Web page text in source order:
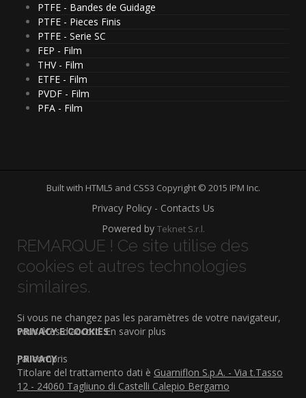
PTFE - Bandes de Guidage
PTFE - Pieces Finis
PTFE - Serie SC
FEP - Film
THV - Film
ETFE - Film
PVDF - Film
PFA - Film
Built with HTML5 and CSS3 Copyright © 2015 IPM Inc.
Privacy Policy - Contacts Us
Powered by Teknet S.r.l.
REMARQUE ! Ce site utilise des
cookies et autres technologies
similaires.
Si vous ne changez pas les paramètres de votre navigateur,
vous êtes d'accord.En savoir plus
J'ai compris
PRIVACY E COOKIES
PRIVACY
Titolare del trattamento dati è Guarniflon S.p.A. - Via t.Tasso
12 - 24060 Tagliuno di Castelli Calepio Bergamo